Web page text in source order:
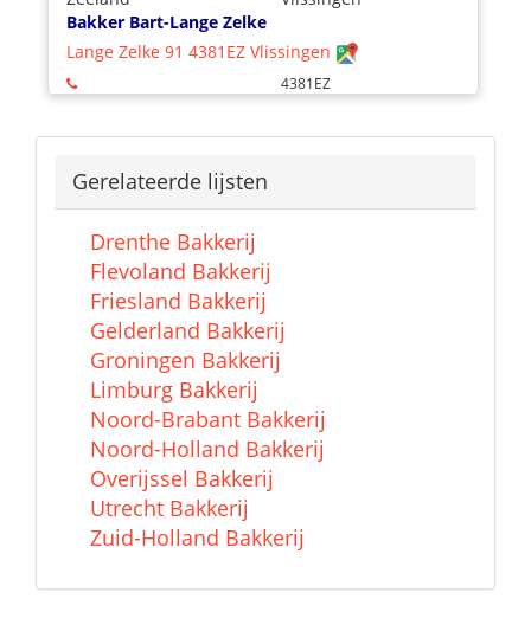
Bakker Bart-Lange Zelke
Lange Zelke 91 4381EZ Vlissingen
4381EZ
Gerelateerde lijsten
Drenthe Bakkerij
Flevoland Bakkerij
Friesland Bakkerij
Gelderland Bakkerij
Groningen Bakkerij
Limburg Bakkerij
Noord-Brabant Bakkerij
Noord-Holland Bakkerij
Overijssel Bakkerij
Utrecht Bakkerij
Zuid-Holland Bakkerij